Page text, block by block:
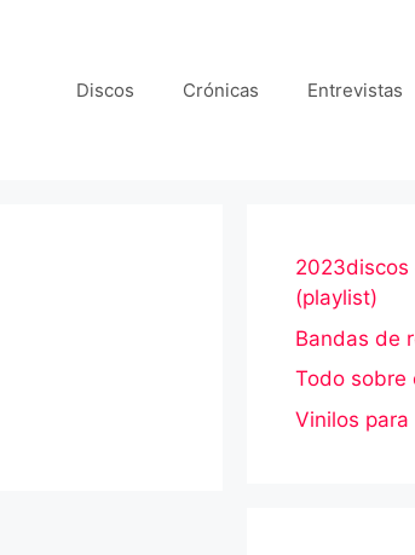
Discos Crónicas Entrevistas
2023discos
(playlist)
Bandas de
Todo sobre
Vinilos